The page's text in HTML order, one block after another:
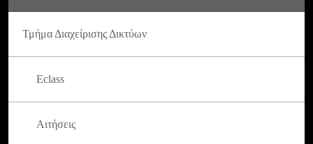
Τμήμα Διαχείρισης Δικτύων
Eclass
Αιτήσεις